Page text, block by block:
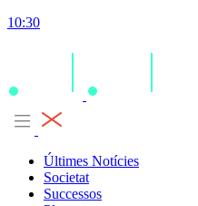
10:30
Últimes Notícies
Societat
Successos